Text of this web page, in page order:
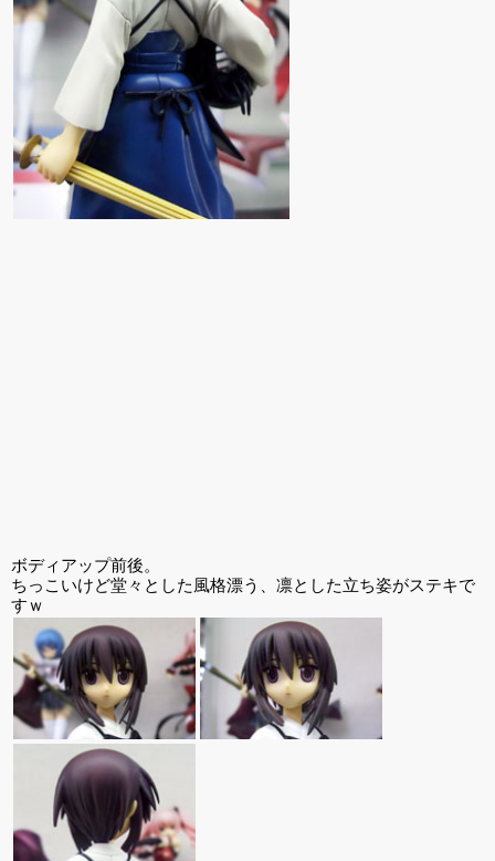
ボディアップ前後。
ちっこいけど堂々とした風格漂う、凛とした立ち姿がステキで
すｗ